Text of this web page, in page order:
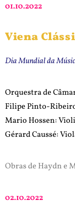
01.10.2022
Viena
Dia Mundial da
Orquestra de
Filipe Pinto-
Mario Hossen:
Gérard Caussé:
Obras de Haydn e
02.10.2022